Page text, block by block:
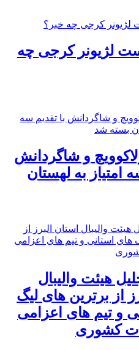
لژیونر کرجی چه
و شاگردانش
امتیاز به لهستان
هیئت والیبال
از برترین های لیگ
و تیم های اعزامی
کشوری